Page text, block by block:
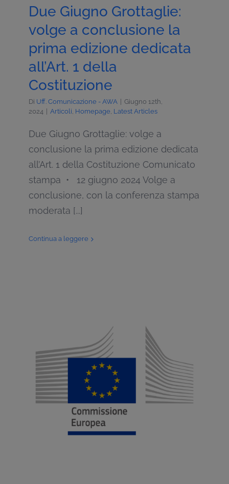
Due Giugno Grottaglie:
volge a conclusione la
prima edizione dedicata
all’Art. 1 della
Costituzione
Di Uff. Comunicazione - AWA
Giugno 12th,
2024
Articoli, Homepage, Latest Articles
Due Giugno Grottaglie: volge a
conclusione la prima edizione dedicata
all’Art. 1 della Costituzione Comunicato
stampa • 12 giugno 2024 Volge a
conclusione, con la conferenza stampa
moderata [...]
Continua a leggere